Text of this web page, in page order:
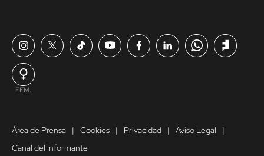
FEM.
Área de Prensa Cookies Privacidad
Aviso Legal
Canal del Informante